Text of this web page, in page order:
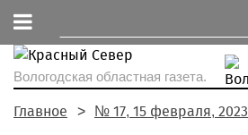
Вологодская областная газета.
Главное № 17, 15 февраля, 2023